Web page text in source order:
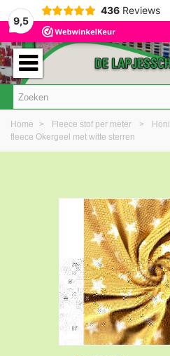
9,5
436 Reviews
Home > Fleece stof per meter >
fleece Okergeel met witte sterren